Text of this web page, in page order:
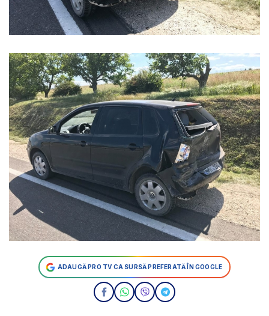
ADAUGĂ PRO TV CA SURSĂ PREFERATĂ ÎN GOOGLE